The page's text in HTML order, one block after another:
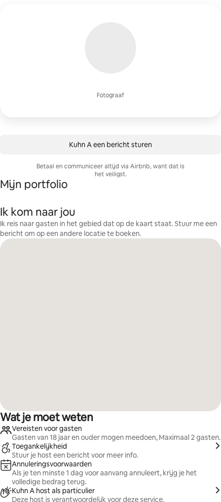
Fotograaf
Kuhn A een bericht sturen
Betaal en communiceer altijd via Airbnb, want dat is
het veiligst.
Mijn portfolio
Ik kom naar jou
Ik reis naar gasten in het gebied dat op de kaart staat. Stuur me een
bericht om op een andere locatie te boeken.
Wat je moet weten
Vereisten voor gasten
Gasten van 18 jaar en ouder mogen meedoen, Maximaal 2 gasten.
Toegankelijkheid
Stuur je host een bericht voor meer info.
Annuleringsvoorwaarden
Als je ten minste 1 dag voor aanvang annuleert, krijg je het
volledige bedrag terug.
Kuhn A host als particulier
Deze host is verantwoordelijk voor deze service.